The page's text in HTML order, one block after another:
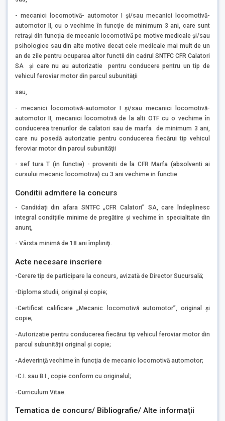
- mecanici locomotivă- automotor I şi/sau mecanici locomotivă-
automotor II, cu o vechime în funcţie de minimum 3 ani, care sunt
retraşi din funcţia de mecanic locomotivă pe motive medicale şi/sau
psihologice sau din alte motive decat cele medicale mai mult de un
an de zile pentru ocuparea altor functii din cadrul SNTFC CFR Calatori
SA şi care nu au autorizatie pentru conducere pentru un tip de
vehicul feroviar motor din parcul subunităţii
sau,
- mecanici locomotivă-automotor I şi/sau mecanici locomotivă-
automotor II, mecanici locomotivă de la alti OTF cu o vechime în
conducerea trenurilor de calatori sau de marfa de minimum 3 ani,
care nu posedă autorizatie pentru conducerea fiecărui tip vehicul
feroviar motor din parcul subunităţii
- sef tura T (in functie) - proveniti de la CFR Marfa (absolventi ai
cursului mecanic locomotiva) cu 3 ani vechime in functie
Conditii admitere la concurs
- Candidați din afara SNTFC „CFR Calatori” SA, care îndeplinesc
integral condiţiile minime de pregătire și vechime în specialitate din
anunţ,
- Vârsta minimă de 18 ani împliniţi.
Acte necesare inscriere
-Cerere tip de participare la concurs, avizată de Director Sucursală;
-Diploma studii, original şi copie;
-Certificat calificare „Mecanic locomotivă automotor”, original şi
copie;
-Autorizatie pentru conducerea fiecărui tip vehicul feroviar motor din
parcul subunităţii original şi copie;
-Adeverinţă vechime în funcţia de mecanic locomotivă automotor;
-C.I. sau B.I., copie conform cu originalul;
-Curriculum Vitae.
Tematica de concurs/ Bibliografie/ Alte informaţii